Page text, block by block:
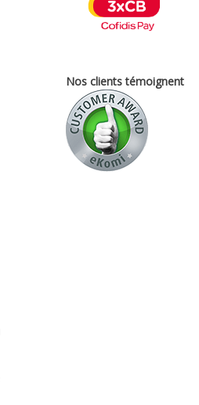
Nos clients témoignent